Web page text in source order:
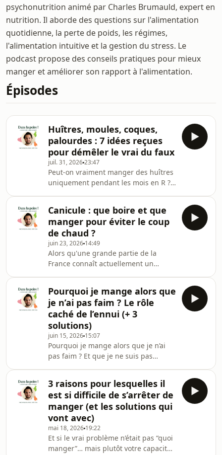
psychonutrition animé par Charles Brumauld, expert en
nutrition. Il aborde des questions sur l'alimentation
quotidienne, la perte de poids, les régimes,
l'alimentation intuitive et la gestion du stress. Le
podcast propose des conseils pratiques pour mieux
manger et améliorer son rapport à l'alimentation.
Épisodes
Huîtres, moules, coques,
palourdes : 7 idées reçues
pour démêler le vrai du faux
juil. 31, 202623:47
Peut-on vraiment manger des huîtres
uniquement pendant les mois en R ?
pauvres en protéines ou mauvais
pour l'environnement ?Si vous êtes
pressé.e, go sur cette page pour
découvrir la recette simple et
bonne !Entre traditions culinaires,
idées reçues et recommandations
nutritionnelles, les coquillages
traînent une réputation par
Canicule : que boire et que
manger pour éviter le coup
de chaud ?
juin 23, 2026 14:49
Alors qu'une grande partie de la
France connaît actuellement un
j'ai décidé de re-diffuser cet épisode
plus utile que jamais. Psssttt ! Dans
cette édition de ma newsletter, vous
trouverez le guide des 10 recettes
hydratantes et faciles à faire !-Que
faut-il manger quand le thermomètre
dépasse 35 °C ? -Quels aliments
favorisent
Pourquoi je mange alors que
je n’ai pas faim ? Le rôle
caché de l’ennui (+ 3
solutions)
juin 15, 2026 15:07
Pourquoi je mange alors que je n’ai
pas faim ? Et que je ne suis pas
de comportements alimentaires, on
évoque souvent le stress, les
émotions difficiles, la fatigue ou
encore les compulsions alimentaires.
Pourtant, les recherches en
psychologie montrent que l’ennui
peut lui aussi influencer notre rapport
3 raisons pour lesquelles il
est si difficile de s’arrêter de
manger (et les solutions qui
vont avec)
mai 18, 2026 19:22
Et si le vrai problème n’était pas “quoi
manger”… mais plutôt votre capacité